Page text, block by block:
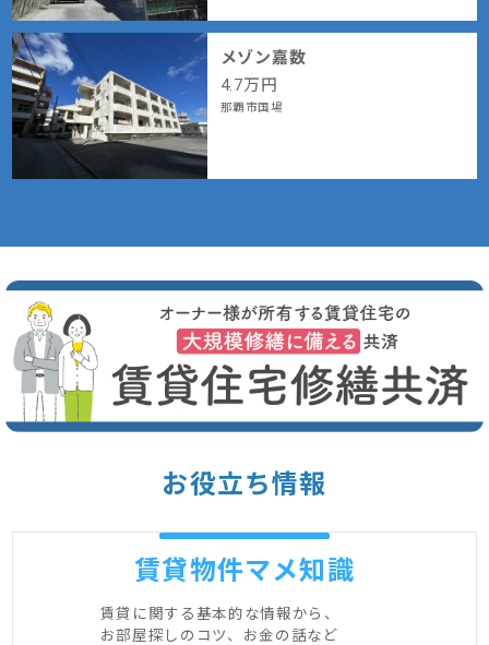
メゾン嘉数
4.7万円
那覇市国場
お役立ち情報
賃貸物件マメ知識
賃貸に関する基本的な情報から、
お部屋探しのコツ、お金の話など